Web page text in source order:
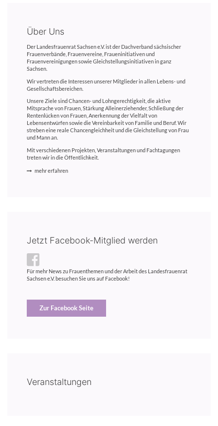
Über Uns
Der Landesfrauenrat Sachsen e.V. ist der Dachverband sächsischer
Frauenverbände, Frauenvereine, Fraueninitiativen und
Frauenvereinigungen sowie Gleichstellungsinitiativen in ganz
Sachsen.
Wir vertreten die Interessen unserer Mitglieder in allen Lebens- und
Gesellschaftsbereichen.
Unsere Ziele sind Chancen- und Lohngerechtigkeit, die aktive
Mitsprache von Frauen, Stärkung Alleinerziehender, Schließung der
Rentenlücken von Frauen, Anerkennung der Vielfalt von
Lebensentwürfen sowie die Vereinbarkeit von Familie und Beruf. Wir
streben eine reale Chancengleichheit und die Gleichstellung von Frau
und Mann an.
Mit verschiedenen Projekten, Veranstaltungen und Fachtagungen
treten wir in die Öffentlichkeit.
mehr erfahren
Jetzt Facebook-Mitglied werden
Für mehr News zu Frauenthemen und der Arbeit des Landesfrauenrat
Sachsen e.V. besuchen Sie uns auf Facebook!
Zur Facebook Seite
Veranstaltungen